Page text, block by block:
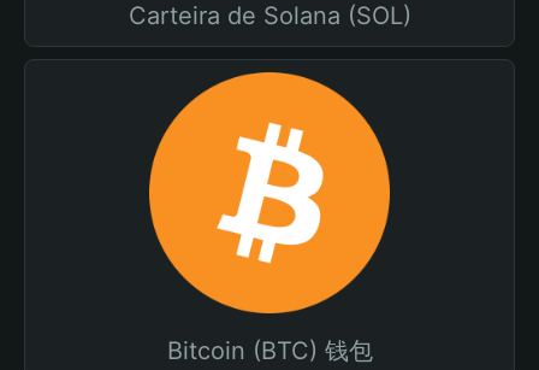
Carteira de Solana (SOL)
Bitcoin (BTC) 钱包